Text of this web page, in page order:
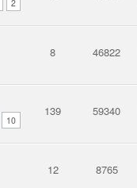
2
8 46822
10
139 59340
12 8765